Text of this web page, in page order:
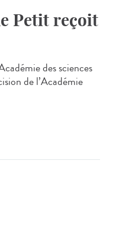
Petit reçoit
des sciences
de l’Académie